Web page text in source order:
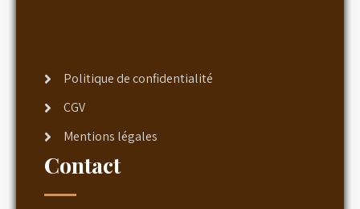
Politique de confidentialité
CGV
Mentions légales
Contact